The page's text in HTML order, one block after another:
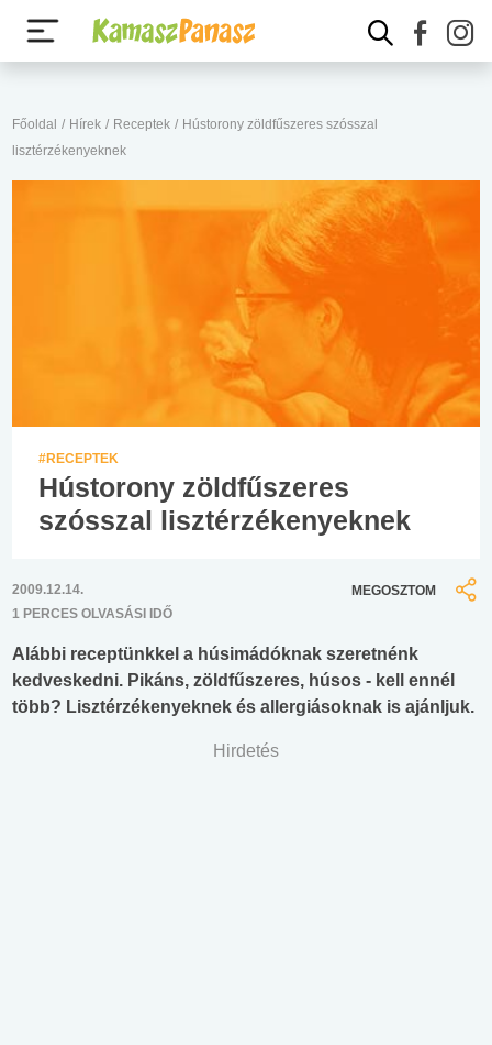
Főoldal / Hírek / Receptek / Hústorony zöldfűszeres szósszal
lisztérzékenyeknek
#RECEPTEK
Hústorony zöldfűszeres
szósszal lisztérzékenyeknek
2009.12.14.
1 PERCES OLVASÁSI IDŐ
MEGOSZTOM
Alábbi receptünkkel a húsimádóknak szeretnénk
kedveskedni. Pikáns, zöldfűszeres, húsos - kell ennél
több? Lisztérzékenyeknek és allergiásoknak is ajánljuk.
Hirdetés